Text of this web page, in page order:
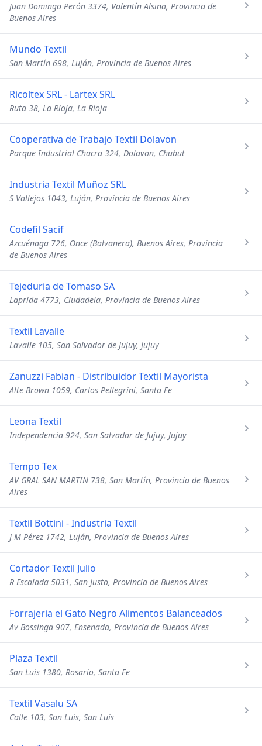
Juan Domingo Perón 3374, Valentín Alsina, Provincia de
Buenos Aires
Mundo Textil
San Martín 698, Luján, Provincia de Buenos Aires
Ricoltex SRL - Lartex SRL
Ruta 38, La Rioja, La Rioja
Cooperativa de Trabajo Textil Dolavon
Parque Industrial Chacra 324, Dolavon, Chubut
Industria Textil Muñoz SRL
S Vallejos 1043, Luján, Provincia de Buenos Aires
Codefil Sacif
Azcuénaga 726, Once (Balvanera), Buenos Aires, Provincia
de Buenos Aires
Tejeduria de Tomaso SA
Laprida 4773, Ciudadela, Provincia de Buenos Aires
Textil Lavalle
Lavalle 105, San Salvador de Jujuy, Jujuy
Zanuzzi Fabian - Distribuidor Textil Mayorista
Alte Brown 1059, Carlos Pellegrini, Santa Fe
Leona Textil
Independencia 924, San Salvador de Jujuy, Jujuy
Tempo Tex
AV GRAL SAN MARTIN 738, San Martín, Provincia de Buenos
Aires
Textil Bottini - Industria Textil
J M Pérez 1742, Luján, Provincia de Buenos Aires
Cortador Textil Julio
R Escalada 5031, San Justo, Provincia de Buenos Aires
Forrajeria el Gato Negro Alimentos Balanceados
Av Bossinga 907, Ensenada, Provincia de Buenos Aires
Plaza Textil
San Luis 1380, Rosario, Santa Fe
Textil Vasalu SA
Calle 103, San Luis, San Luis